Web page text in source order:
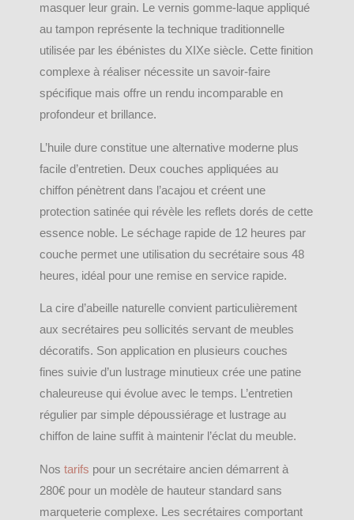
masquer leur grain. Le vernis gomme-laque appliqué
au tampon représente la technique traditionnelle
utilisée par les ébénistes du XIXe siècle. Cette finition
complexe à réaliser nécessite un savoir-faire
spécifique mais offre un rendu incomparable en
profondeur et brillance.
L’huile dure constitue une alternative moderne plus
facile d’entretien. Deux couches appliquées au
chiffon pénètrent dans l’acajou et créent une
protection satinée qui révèle les reflets dorés de cette
essence noble. Le séchage rapide de 12 heures par
couche permet une utilisation du secrétaire sous 48
heures, idéal pour une remise en service rapide.
La cire d’abeille naturelle convient particulièrement
aux secrétaires peu sollicités servant de meubles
décoratifs. Son application en plusieurs couches
fines suivie d’un lustrage minutieux crée une patine
chaleureuse qui évolue avec le temps. L’entretien
régulier par simple dépoussiérage et lustrage au
chiffon de laine suffit à maintenir l’éclat du meuble.
Nos tarifs pour un secrétaire ancien démarrent à
280€ pour un modèle de hauteur standard sans
marqueterie complexe. Les secrétaires comportant